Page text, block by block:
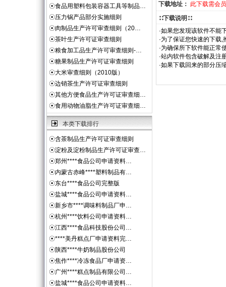
☉食品用塑料包装容器工具等制品…
☉压力锅产品部分实施细则
☉肉制品生产许可审查细则（20…
☉茶叶生产许可证审查细则
☉粮食加工品生产许可审查细则-…
☉糖果制品生产许可证审查细则
☉大米审查细则（2010版）
☉边销茶生产许可证审查细则
☉其他方便食品生产许可证审查细…
☉食用动物油脂生产许可证审查细…
本类下载排行
☉含茶制品生产许可证审查细则
☉淀粉及淀粉制品生产许可证审查…
☉郑州****食品公司申请资料…
☉内蒙古赤峰****塑料制品有…
☉东台****食品公司完整版
☉盐城****食品公司申请资料…
☉新乡市****调味料制品厂申…
☉杭州****饮料公司申请资料…
☉江西****食品科技股份公司…
☉****美丹糕点厂申请资料完…
☉陕西****牛奶制品股份公司
☉焦作****冷冻食品厂申请资…
☉广州****糕点制品有限公司…
☉盐城****食品公司申请资料…
下载地址： 此下载需会
∷下载说明∷
·如果您发现该软件不能
·为了保证您快速的下载,
·为确保所下软件能正常
·站内软件包含破解及注
·如果下载回来的部分压